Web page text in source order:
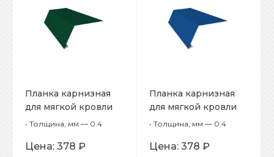
Планка карнизная
для мягкой кровли
65х50х2000
• Толщина, мм — 0.4
Цена: 378 ₽
Планка карнизная
для мягкой кровли
65х50х2000
• Толщина, мм — 0.4
Цена: 378 ₽